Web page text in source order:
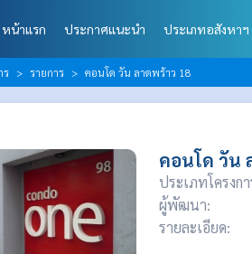
หน้าแรก ประกาศแนะนำ ประเภทอสังหาฯ
ร รายการ คอนโด วัน ลาดพร้าว 18
คอนโด วัน
ประเภทโครงก
ผู้พัฒนา:
รายละเอียด: